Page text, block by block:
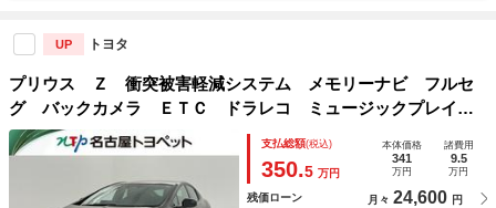
UP トヨタ
プリウス Ｚ 衝突被害軽減システム メモリーナビ フルセ
グ バックカメラ ＥＴＣ ドラレコ ミュージックプレイヤ
ー接続可 サンルーフ 電動シート オートクルーズコントロ
ール ＬＥＤヘッドランプ スマートキー
支払総額(税込)
350.5 万円
本体価格
341
万円
諸費用
9.5
万円
残価ローン 月々 24,600 円